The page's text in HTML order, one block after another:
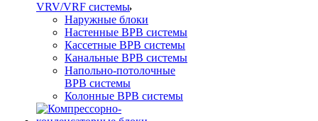
VRV/VRF системы
Наружные блоки
Настенные ВРВ системы
Кассетные ВРВ системы
Канальные ВРВ системы
Напольно-потолочные
ВРВ системы
Колонные ВРВ системы